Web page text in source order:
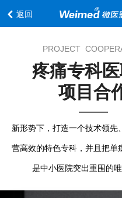
首页
专家团队
教育培训
产品服务
낒 返回
PROJECT
疼痛专科
项目合
新形势下，打造一个技术领先
营高效的特色专科，并且把单
是中小医院突出重围的唯